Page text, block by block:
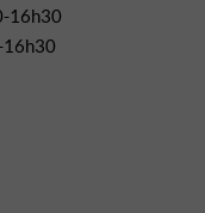
16h30